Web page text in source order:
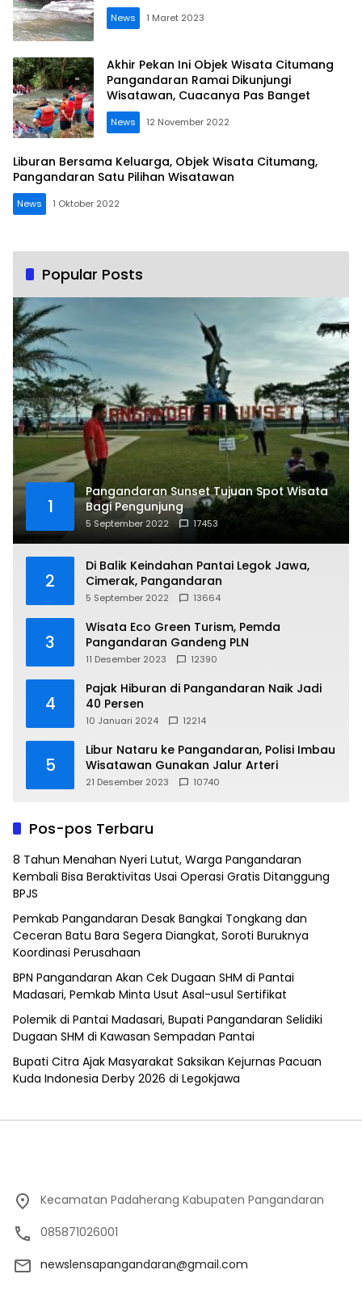
News 1 Maret 2023
Akhir Pekan Ini Objek Wisata Citumang
Pangandaran Ramai Dikunjungi
Wisatawan, Cuacanya Pas Banget
News 12 November 2022
Liburan Bersama Keluarga, Objek Wisata Citumang,
Pangandaran Satu Pilihan Wisatawan
News 1 Oktober 2022
Popular Posts
1
Pangandaran Sunset Tujuan Spot Wisata
Bagi Pengunjung
5 September 2022 17453
2
Di Balik Keindahan Pantai Legok Jawa,
Cimerak, Pangandaran
5 September 2022 13664
3
Wisata Eco Green Turism, Pemda
Pangandaran Gandeng PLN
11 Desember 2023 12390
4
Pajak Hiburan di Pangandaran Naik Jadi
40 Persen
10 Januari 2024 12214
5
Libur Nataru ke Pangandaran, Polisi Imbau
Wisatawan Gunakan Jalur Arteri
21 Desember 2023 10740
Pos-pos Terbaru
8 Tahun Menahan Nyeri Lutut, Warga Pangandaran
Kembali Bisa Beraktivitas Usai Operasi Gratis Ditanggung
BPJS
Pemkab Pangandaran Desak Bangkai Tongkang dan
Ceceran Batu Bara Segera Diangkat, Soroti Buruknya
Koordinasi Perusahaan
BPN Pangandaran Akan Cek Dugaan SHM di Pantai
Madasari, Pemkab Minta Usut Asal-usul Sertifikat
Polemik di Pantai Madasari, Bupati Pangandaran Selidiki
Dugaan SHM di Kawasan Sempadan Pantai
Bupati Citra Ajak Masyarakat Saksikan Kejurnas Pacuan
Kuda Indonesia Derby 2026 di Legokjawa
Kecamatan Padaherang Kabupaten Pangandaran
085871026001
newslensapangandaran@gmail.com